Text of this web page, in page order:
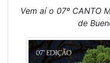
Vem aí o 07º CANTO
de